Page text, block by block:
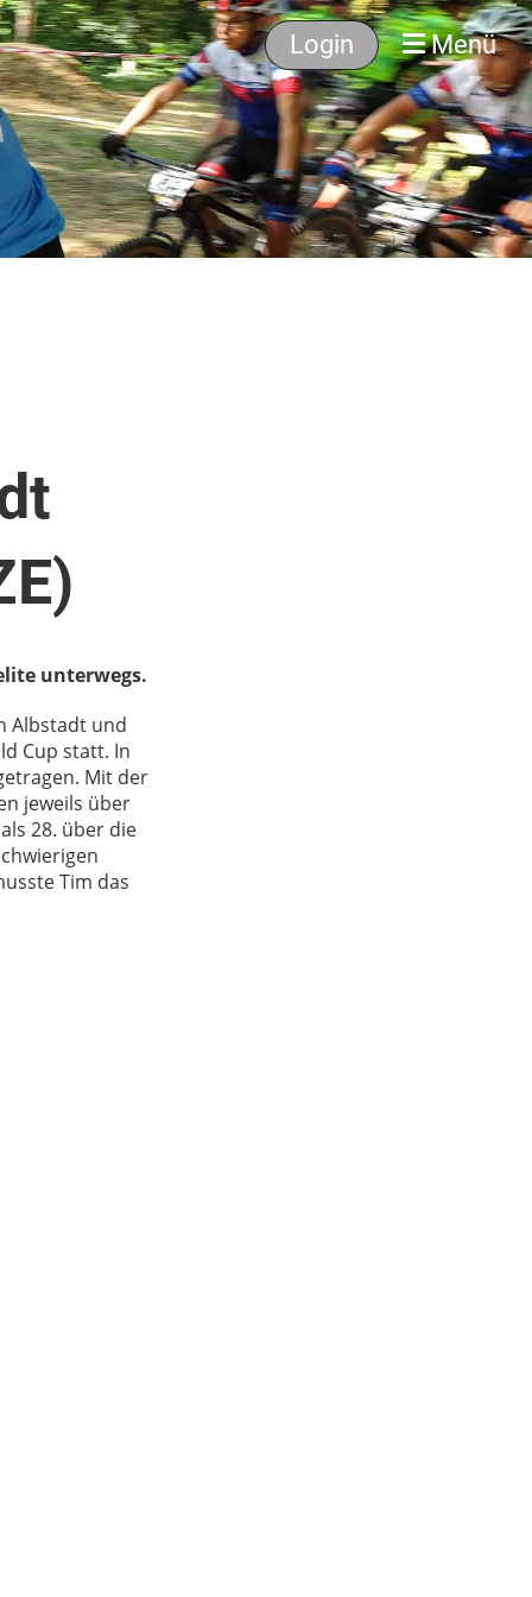
Login Menü
unterwegs.
Albstadt und
Cup statt. In
Mit der
jeweils über
28. über die
Tim das